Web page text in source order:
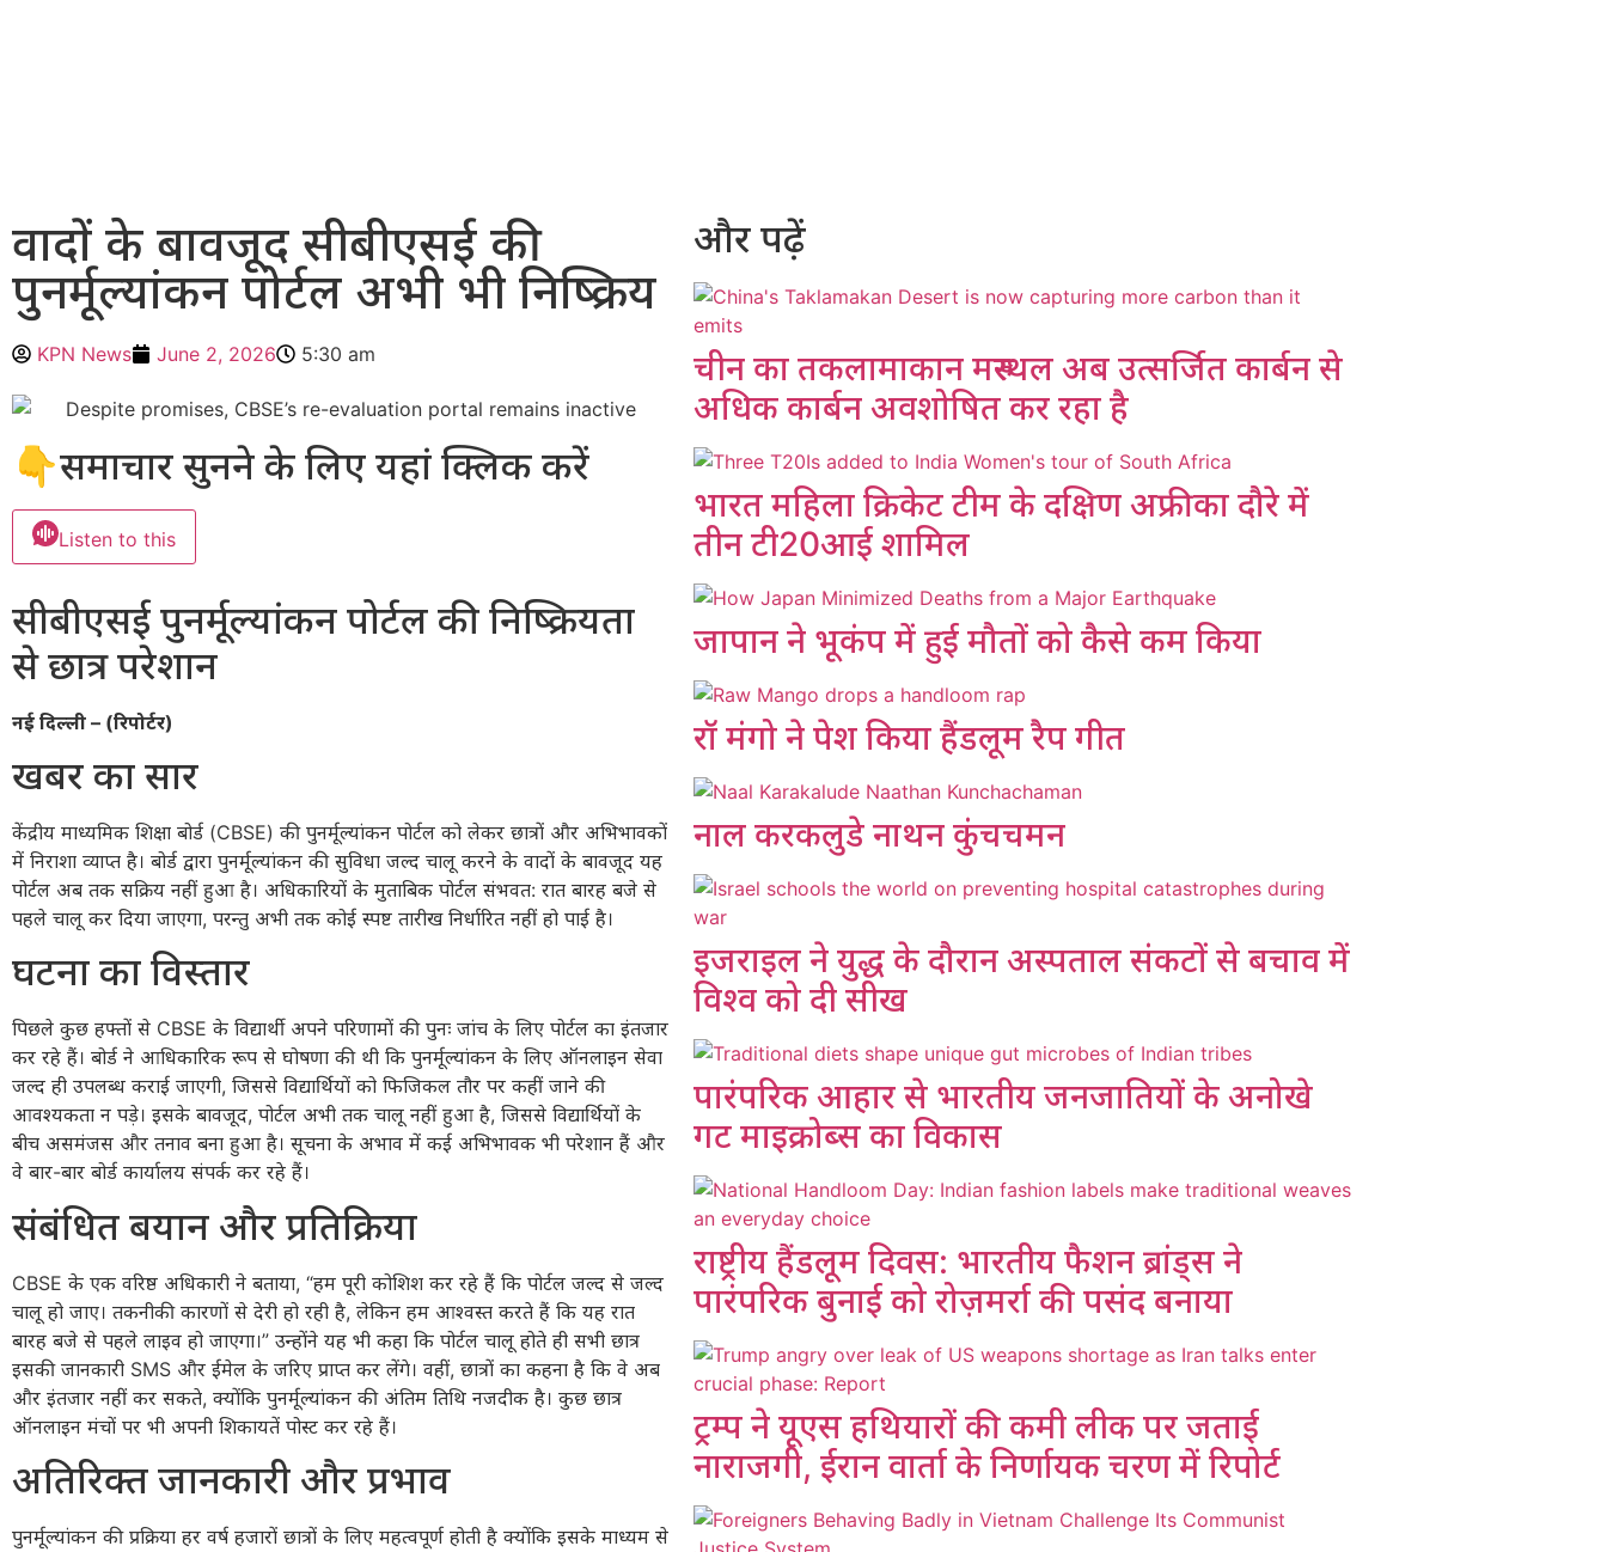
वादों के बावजूद सीबीएसई की
पुनर्मूल्यांकन पोर्टल अभी भी निष्क्रिय
KPN News June 2, 2026 5:30 am
👇समाचार सुनने के लिए यहां क्लिक करें
Listen to this
सीबीएसई पुनर्मूल्यांकन पोर्टल की निष्क्रियता
से छात्र परेशान
नई दिल्ली – (रिपोर्टर)
खबर का सार
केंद्रीय माध्यमिक शिक्षा बोर्ड (CBSE) की पुनर्मूल्यांकन पोर्टल को लेकर छात्रों और अभिभावकों
में निराशा व्याप्त है। बोर्ड द्वारा पुनर्मूल्यांकन की सुविधा जल्द चालू करने के वादों के बावजूद यह
पोर्टल अब तक सक्रिय नहीं हुआ है। अधिकारियों के मुताबिक पोर्टल संभवत: रात बारह बजे से
पहले चालू कर दिया जाएगा, परन्तु अभी तक कोई स्पष्ट तारीख निर्धारित नहीं हो पाई है।
घटना का विस्तार
पिछले कुछ हफ्तों से CBSE के विद्यार्थी अपने परिणामों की पुनः जांच के लिए पोर्टल का इंतजार
कर रहे हैं। बोर्ड ने आधिकारिक रूप से घोषणा की थी कि पुनर्मूल्यांकन के लिए ऑनलाइन सेवा
जल्द ही उपलब्ध कराई जाएगी, जिससे विद्यार्थियों को फिजिकल तौर पर कहीं जाने की
आवश्यकता न पड़े। इसके बावजूद, पोर्टल अभी तक चालू नहीं हुआ है, जिससे विद्यार्थियों के
बीच असमंजस और तनाव बना हुआ है। सूचना के अभाव में कई अभिभावक भी परेशान हैं और
वे बार-बार बोर्ड कार्यालय संपर्क कर रहे हैं।
संबंधित बयान और प्रतिक्रिया
CBSE के एक वरिष्ठ अधिकारी ने बताया, “हम पूरी कोशिश कर रहे हैं कि पोर्टल जल्द से जल्द
चालू हो जाए। तकनीकी कारणों से देरी हो रही है, लेकिन हम आश्वस्त करते हैं कि यह रात
बारह बजे से पहले लाइव हो जाएगा।” उन्होंने यह भी कहा कि पोर्टल चालू होते ही सभी छात्र
इसकी जानकारी SMS और ईमेल के जरिए प्राप्त कर लेंगे। वहीं, छात्रों का कहना है कि वे अब
और इंतजार नहीं कर सकते, क्योंकि पुनर्मूल्यांकन की अंतिम तिथि नजदीक है। कुछ छात्र
ऑनलाइन मंचों पर भी अपनी शिकायतें पोस्ट कर रहे हैं।
अतिरिक्त जानकारी और प्रभाव
पुनर्मूल्यांकन की प्रक्रिया हर वर्ष हजारों छात्रों के लिए महत्वपूर्ण होती है क्योंकि इसके माध्यम से
और पढ़ें
चीन का तकलामाकान मरुस्थल अब उत्सर्जित कार्बन से
अधिक कार्बन अवशोषित कर रहा है
भारत महिला क्रिकेट टीम के दक्षिण अफ्रीका दौरे में
तीन टी20आई शामिल
जापान ने भूकंप में हुई मौतों को कैसे कम किया
रॉ मंगो ने पेश किया हैंडलूम रैप गीत
नाल करकलुडे नाथन कुंचचमन
इजराइल ने युद्ध के दौरान अस्पताल संकटों से बचाव में
विश्व को दी सीख
पारंपरिक आहार से भारतीय जनजातियों के अनोखे
गट माइक्रोब्स का विकास
राष्ट्रीय हैंडलूम दिवस: भारतीय फैशन ब्रांड्स ने
पारंपरिक बुनाई को रोज़मर्रा की पसंद बनाया
ट्रम्प ने यूएस हथियारों की कमी लीक पर जताई
नाराजगी, ईरान वार्ता के निर्णायक चरण में रिपोर्ट